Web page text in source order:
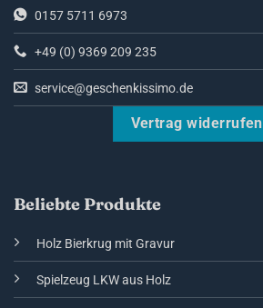
0157 5711 6973
+49 (0) 9369 209 235
service@geschenkissimo.de
Vertrag widerrufen
Beliebte Produkte
Holz Bierkrug mit Gravur
Spielzeug LKW aus Holz